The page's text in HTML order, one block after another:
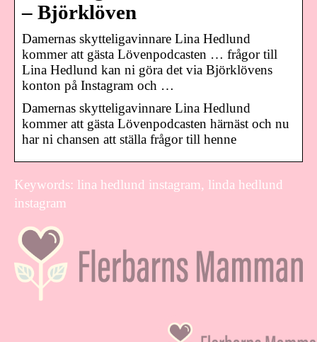
– Björklöven
Damernas skytteligavinnare Lina Hedlund
kommer att gästa Lövenpodcasten … frågor till
Lina Hedlund kan ni göra det via Björklövens
konton på Instagram och …
Damernas skytteligavinnare Lina Hedlund
kommer att gästa Lövenpodcasten härnäst och nu
har ni chansen att ställa frågor till henne
Keywords: lina hedlund instagram, linda hedlund
instagram